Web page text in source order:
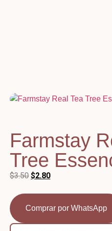
Farmstay
Tree
$3.50 $2.80
Comprar por WhatsApp